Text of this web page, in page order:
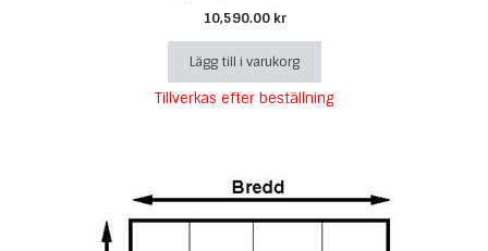
10,590.00 kr
Lägg till i varukorg
Tillverkas efter beställning